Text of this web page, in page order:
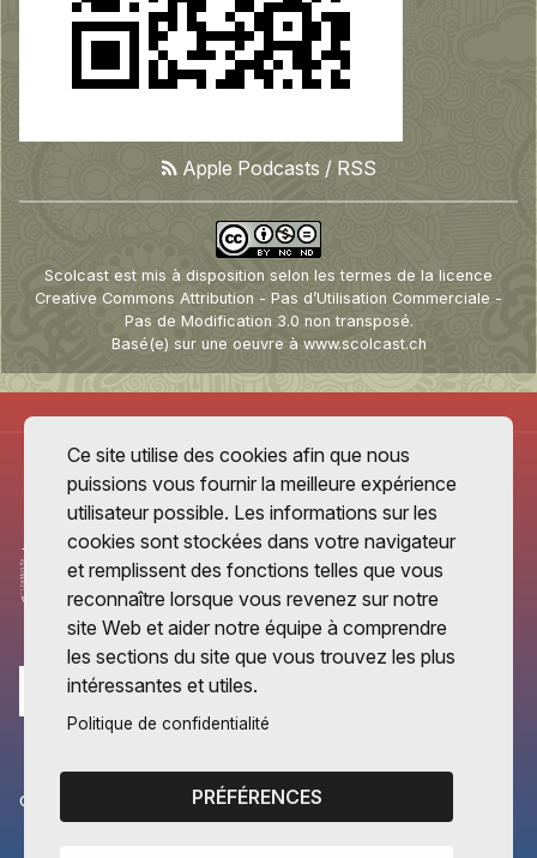
Apple Podcasts / RSS
Scolcast est mis à disposition selon les termes de la licence
Creative Commons Attribution - Pas d’Utilisation Commerciale -
Pas de Modification 3.0 non transposé.
Basé(e) sur une oeuvre à www.scolcast.ch
CANTONS PARTENAIRES
Vaud
Ce site utilise des cookies afin que nous
puissions vous fournir la meilleure expérience
utilisateur possible. Les informations sur les
cookies sont stockées dans votre navigateur
et remplissent des fonctions telles que vous
reconnaître lorsque vous revenez sur notre
site Web et aider notre équipe à comprendre
les sections du site que vous trouvez les plus
intéressantes et utiles.
Politique de confidentialité
PRÉFÉRENCES